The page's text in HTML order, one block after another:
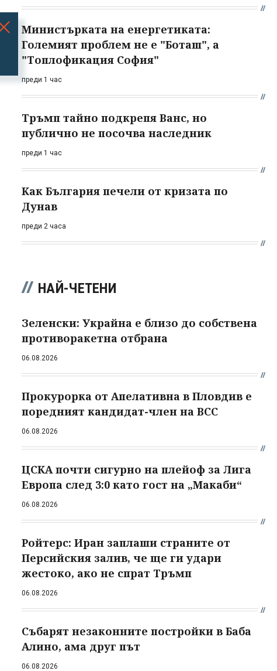
Министърката на енергетиката:
Големият проблем не е "Боташ", а
"Топлофикация София"
преди 1 час
Тръмп тайно подкрепя Ванс, но
публично не посочва наследник
преди 1 час
Как България печели от кризата по
Дунав
преди 2 часа
НАЙ-ЧЕТЕНИ
Зеленски: Украйна е близо до собствена
противоракетна отбрана
06.08.2026
Прокурорка от Апелативна в Пловдив е
поредният кандидат-член на ВСС
06.08.2026
ЦСКА почти сигурно на плейоф за Лига
Европа след 3:0 като гост на „Макаби“
06.08.2026
Ройтерс: Иран заплаши страните от
Персийския залив, че ще ги удари
жестоко, ако не спрат Тръмп
06.08.2026
Събарят незаконните постройки в Баба
Алино, ама друг път
06.08.2026